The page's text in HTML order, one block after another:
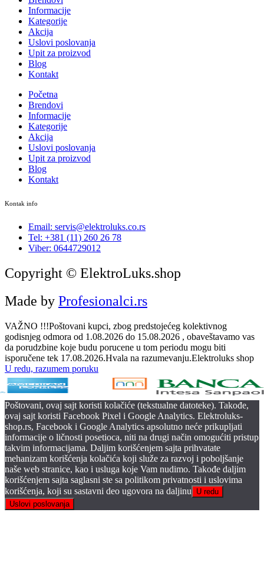
Informacije
Kategorije
Akcija
Uslovi poslovanja
Upit za proizvod
Blog
Kontakt
Početna
Brendovi
Informacije
Kategorije
Akcija
Uslovi poslovanja
Upit za proizvod
Blog
Kontakt
Kontak info
Email: servis@elektroluks.co.rs
Tel: +381 (11) 260 26 78
Viber: 0644729012
Copyright © ElektroLuks.shop
Made by Profesionalci.rs
VAŽNO !!!Poštovani kupci, zbog predstojećeg kolektivnog
godisnjeg odmora od 1.08.2026 do 15.08.2026 , obaveštavamo vas
da porudzbine koje budu porucene u tom periodu mogu biti
isporučene tek 17.08.2026.Hvala na razumevanju.Elektroluks shop
U redu, razumem poruku
Poštovani, ovaj sajt koristi kolačiće (tekstualne datoteke). Takođe,
ovaj sajt koristi Facebook Pixel i Google Analytics. Elektroluks-
shop.rs, Facebook i Google Analytics apsolutno neće prikupljati
informacije o ličnosti posetioca, niti na drugi način omogućiti pristup
takvim informacijama. Daljim korišćenjem sajta prihvatate
mehanizam korišćenja kolačića koji služe za razvoj i poboljšanje
naše web stranice, kao i usluga koje Vam nudimo. Takođe daljim
korišćenjem sajta saglasni ste sa politikom privatnosti i uslovima
korišćenja, koji su sastavni deo ugovora na daljinu
U redu
Uslovi poslovanja